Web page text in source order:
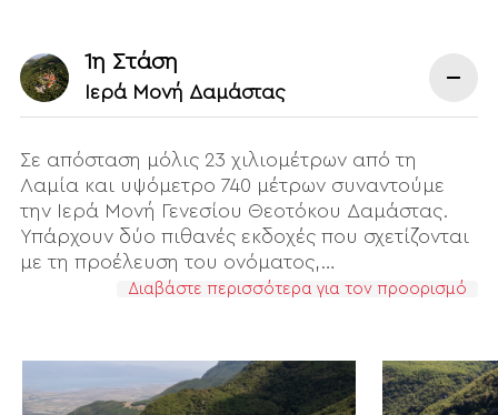
1η Στάση
Ιερά Μονή Δαμάστας
Σε απόσταση μόλις 23 χιλιομέτρων από τη
Λαμία και υψόμετρο 740 μέτρων συναντούμε
την Ιερά Μονή Γενεσίου Θεοτόκου Δαμάστας.
Υπάρχουν δύο πιθανές εκδοχές που σχετίζονται
με τη προέλευση του ονόματος,…
Διαβάστε περισσότερα για τον προορισμό